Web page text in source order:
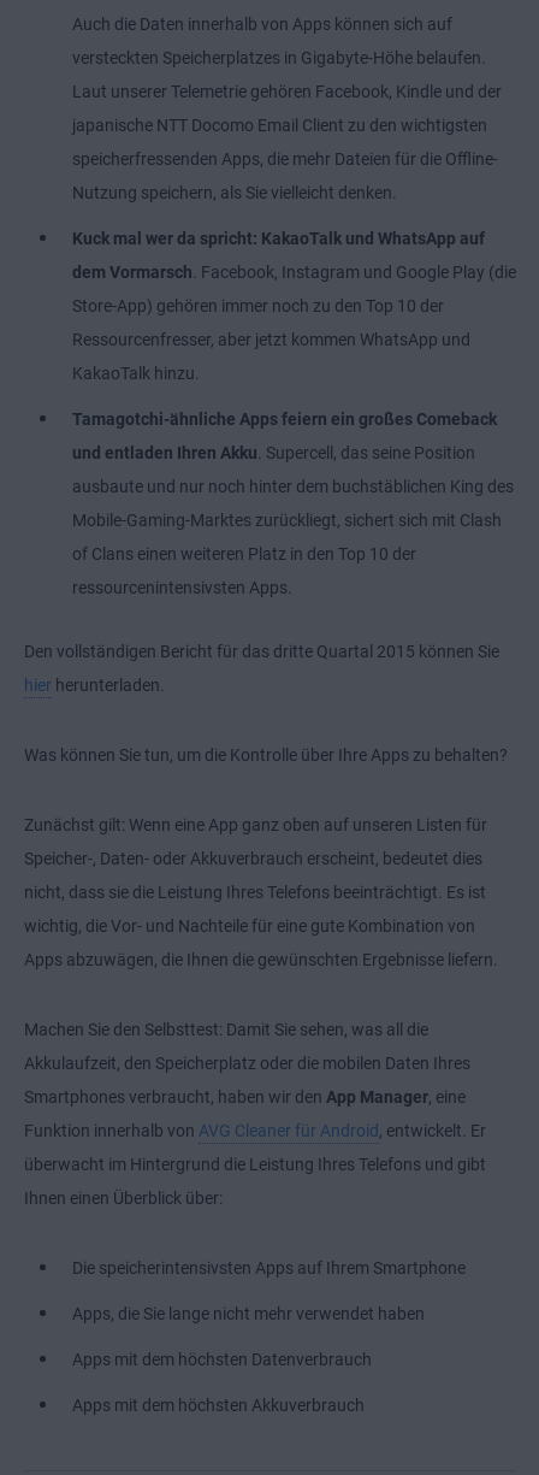
Auch die Daten innerhalb von Apps können sich auf
versteckten Speicherplatzes in Gigabyte-Höhe belaufen.
Laut unserer Telemetrie gehören Facebook, Kindle und der
japanische NTT Docomo Email Client zu den wichtigsten
speicherfressenden Apps, die mehr Dateien für die Offline-
Nutzung speichern, als Sie vielleicht denken.
Kuck mal wer da spricht: KakaoTalk und WhatsApp auf
dem Vormarsch. Facebook, Instagram und Google Play (die
Store-App) gehören immer noch zu den Top 10 der
Ressourcenfresser, aber jetzt kommen WhatsApp und
KakaoTalk hinzu.
Tamagotchi-ähnliche Apps feiern ein großes Comeback
und entladen Ihren Akku. Supercell, das seine Position
ausbaute und nur noch hinter dem buchstäblichen King des
Mobile-Gaming-Marktes zurückliegt, sichert sich mit Clash
of Clans einen weiteren Platz in den Top 10 der
ressourcenintensivsten Apps.
Den vollständigen Bericht für das dritte Quartal 2015 können Sie
hier herunterladen.
Was können Sie tun, um die Kontrolle über Ihre Apps zu behalten?
Zunächst gilt: Wenn eine App ganz oben auf unseren Listen für
Speicher-, Daten- oder Akkuverbrauch erscheint, bedeutet dies
nicht, dass sie die Leistung Ihres Telefons beeinträchtigt. Es ist
wichtig, die Vor- und Nachteile für eine gute Kombination von
Apps abzuwägen, die Ihnen die gewünschten Ergebnisse liefern.
Machen Sie den Selbsttest: Damit Sie sehen, was all die
Akkulaufzeit, den Speicherplatz oder die mobilen Daten Ihres
Smartphones verbraucht, haben wir den App Manager, eine
Funktion innerhalb von AVG Cleaner für Android , entwickelt. Er
überwacht im Hintergrund die Leistung Ihres Telefons und gibt
Ihnen einen Überblick über:
Die speicherintensivsten Apps auf Ihrem Smartphone
Apps, die Sie lange nicht mehr verwendet haben
Apps mit dem höchsten Datenverbrauch
Apps mit dem höchsten Akkuverbrauch